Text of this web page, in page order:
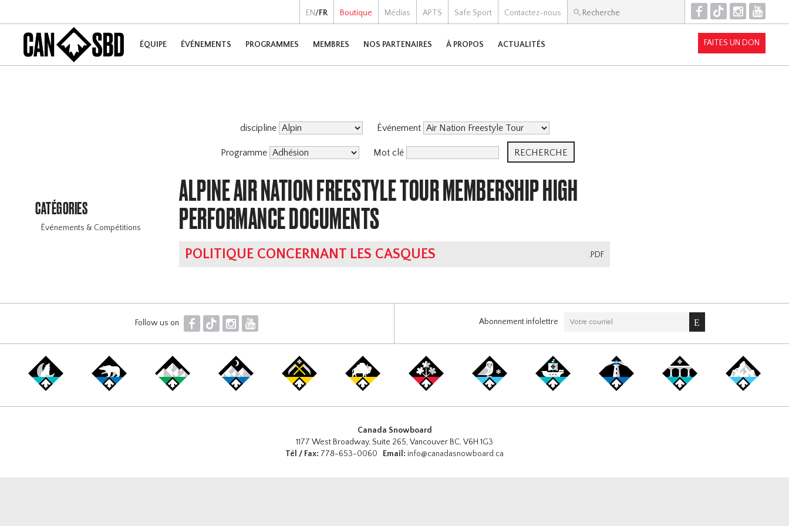
EN/FR Boutique Médias APTS Safe Sport Contactez-nous F T I Y
ÉQUIPE ÉVÉNEMENTS PROGRAMMES MEMBRES NOS PARTENAIRES À PROPOS ACTUALITÉS FAITES UN DON
CATÉGORIES
Événements & Compétitions
discipline Événement
Programme Mot clé
ALPINE AIR NATION FREESTYLE TOUR MEMBERSHIP HIGH
PERFORMANCE DOCUMENTS
.PDF
POLITIQUE CONCERNANT LES CASQUES
Follow us on F T I Y Abonnement infolettre
Canada Snowboard
1177 West Broadway, Suite 265, Vancouver BC, V6H 1G3
Tél / Fax: 778-653-0060 Email: info@canadasnowboard.ca